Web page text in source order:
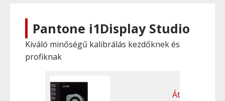
Pantone i1Display Studio
Kiváló minőségű kalibrálás kezdőknek és
profiknak
Áttekintés